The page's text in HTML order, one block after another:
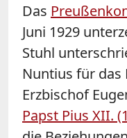
Das
Juni 1929
Stuhl
Nuntius für das
Erzbischof
Papst Pius XII.